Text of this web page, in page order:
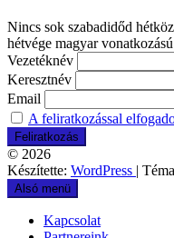
Nincs sok szabadidőd
hétvége magyar
Vezetéknév
Keresztnév
Email
A feliratkozással
© 2026
Készítette: WordPress |
Alsó menü
Kapcsolat